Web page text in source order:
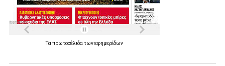
Ταπρωτοσέλιδατωνεφημερίδων